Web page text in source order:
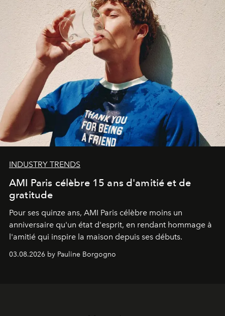
INDUSTRY TRENDS
AMI Paris célèbre 15 ans d'amitié et de
gratitude
Pour ses quinze ans, AMI Paris célèbre moins un
anniversaire qu'un état d'esprit, en rendant hommage à
l'amitié qui inspire la maison depuis ses débuts.
03.08.2026 by Pauline Borgogno